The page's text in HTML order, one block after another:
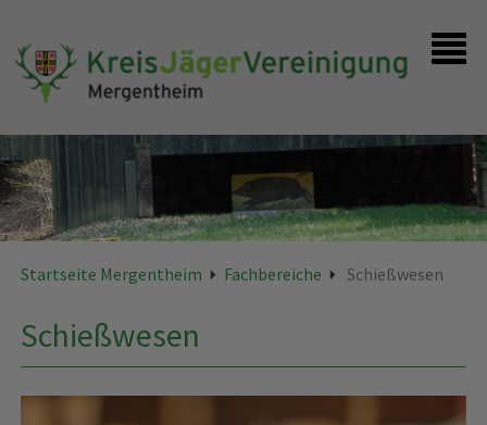
Startseite
Kontakt
Startseite Mergentheim Fachbereiche Schießwesen
Schießwesen